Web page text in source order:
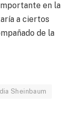
en la
a ciertos
de la
Sheinbaum